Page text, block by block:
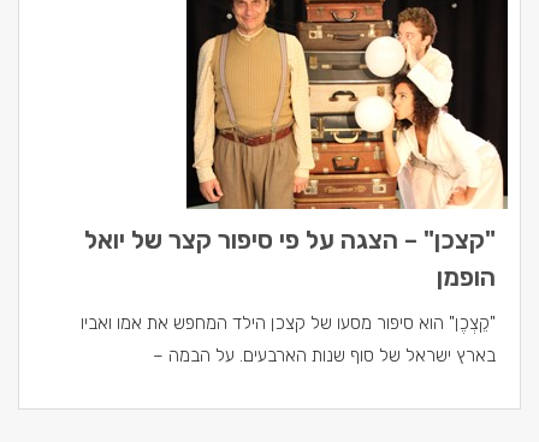
"קצכן" – הצגה על פי סיפור קצר של יואל
הופמן
"קֵצְכֶן" הוא סיפור מסעו של קצכן הילד המחפש את אמו ואביו
בארץ ישראל של סוף שנות הארבעים. על הבמה –